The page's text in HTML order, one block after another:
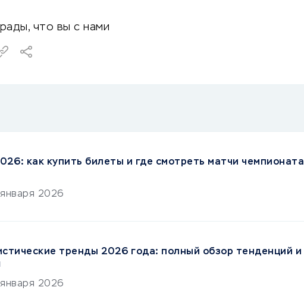
что вы с нами
как купить билеты и где смотреть матчи чемпионата
2026
тренды 2026 года: полный обзор тенденций и
2026